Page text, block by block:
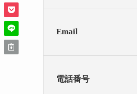
Email
電話番号